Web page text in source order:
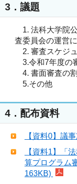
3．議題
1. 法科大学院
査委員会の運営
2. 審査スケジ
3.令和7年度の
4. 書面審査の
5.その他
4．配布資料
【資料0】議
【資料1】「
算プログラム
163KB)